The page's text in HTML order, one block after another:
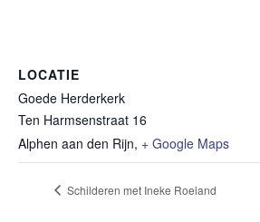
LOCATIE
Goede Herderkerk
Ten Harmsenstraat 16
Alphen aan den Rijn, + Google Maps
Schilderen met Ineke Roeland